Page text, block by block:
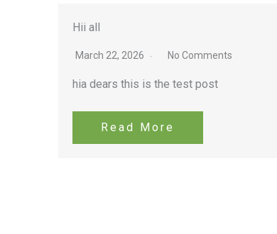
Hii all
March 22, 2026 No Comments
hia dears this is the test post
Read More